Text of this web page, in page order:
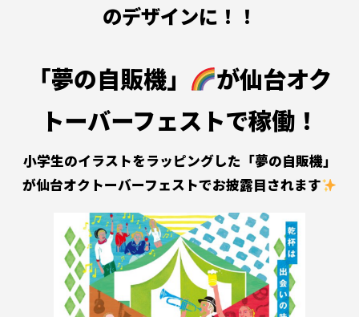
のデザインに！！
「夢の自販機」
が仙台オク
トーバーフェストで稼働！
小学生のイラストをラッピングした「夢の自販機」
が仙台オクトーバーフェストでお披露目されます